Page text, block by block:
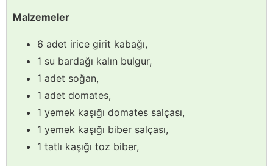
Malzemeler
6 adet irice girit kabağı,
1 su bardağı kalın bulgur,
1 adet soğan,
1 adet domates,
1 yemek kaşığı domates salçası,
1 yemek kaşığı biber salçası,
1 tatlı kaşığı toz biber,